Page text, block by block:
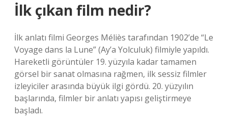
İlk çıkan film nedir?
İlk anlatı filmi Georges Méliès tarafından 1902’de “Le
Voyage dans la Lune” (Ay’a Yolculuk) filmiyle yapıldı.
Hareketli görüntüler 19. yüzyıla kadar tamamen
görsel bir sanat olmasına rağmen, ilk sessiz filmler
izleyiciler arasında büyük ilgi gördü. 20. yüzyılın
başlarında, filmler bir anlatı yapısı geliştirmeye
başladı.